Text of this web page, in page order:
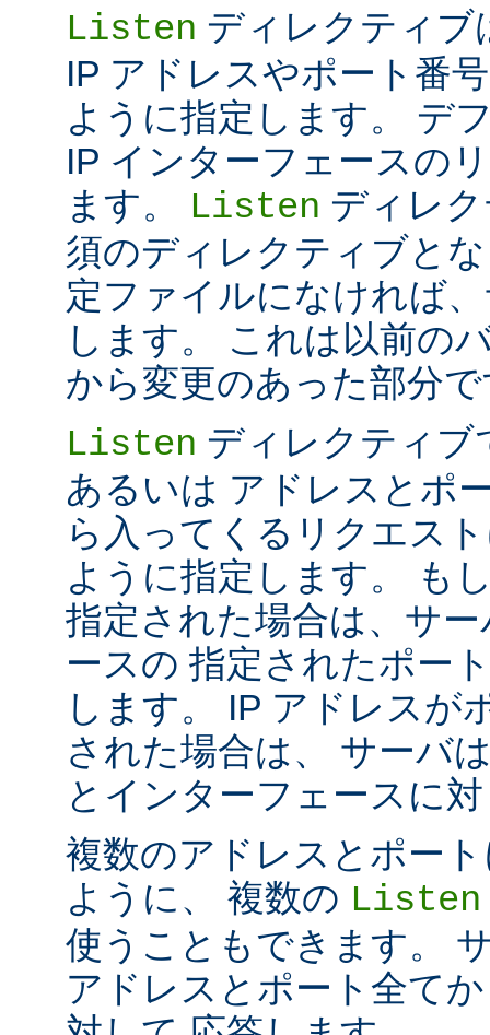
Listen ディレクティブ
IP アドレスやポート番
ように指定します。 デ
IP インターフェースの
ます。
Listen ディレ
須のディレクティブと
定ファイルになければ
します。 これは以前の
から変更のあった部分
Listen ディレクティブ
あるいは アドレスとポ
ら入ってくるリクエス
ように指定します。 も
指定された場合は、サ
ースの 指定されたポー
します。 IP アドレスが
された場合は、 サーバ
とインターフェースに
複数のアドレスとポー
ように、 複数の Listen
使うこともできます。
アドレスとポート全て